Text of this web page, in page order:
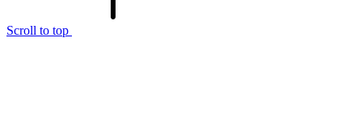
Scroll to top